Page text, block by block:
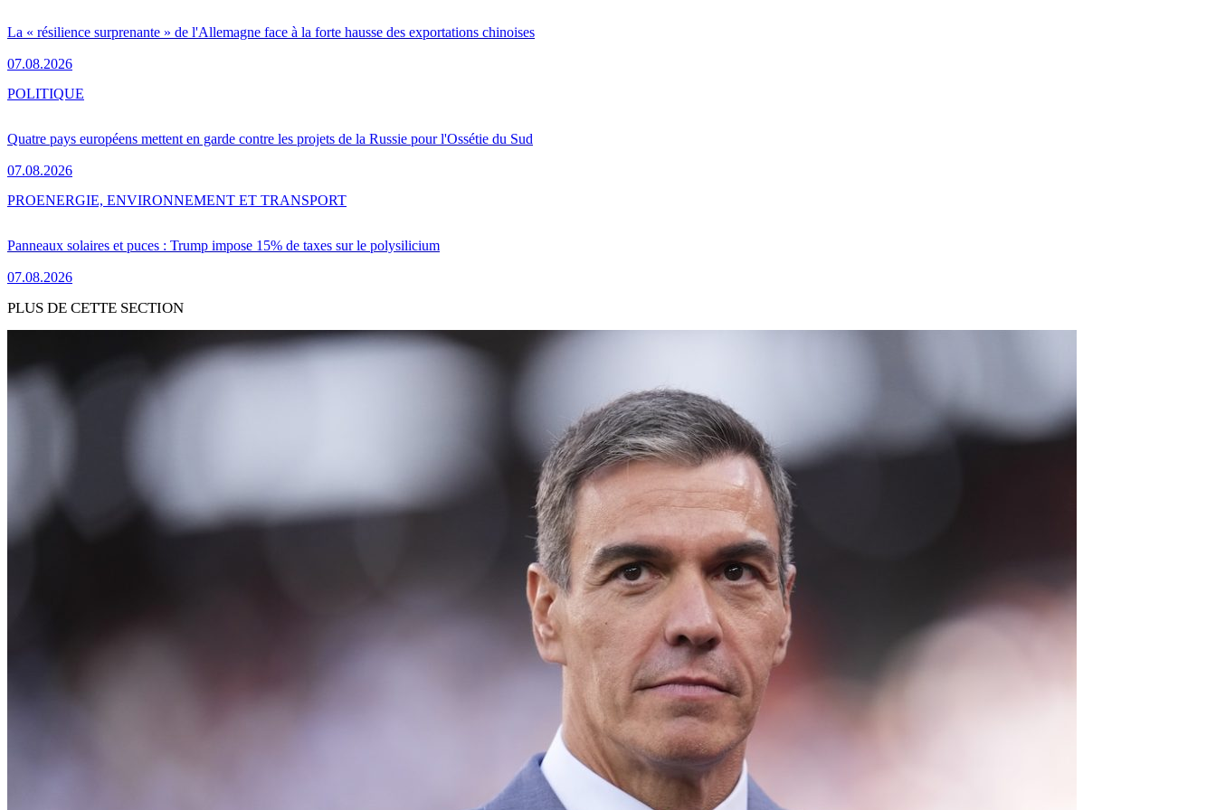
La « résilience surprenante » de l'Allemagne face à la forte hausse des exportations chinoises
07.08.2026
Quatre pays européens mettent en garde contre les projets de la Russie pour l'Ossétie du Sud
07.08.2026
POLITIQUE
Panneaux solaires et puces : Trump impose 15% de taxes sur le polysilicium
07.08.2026
PROENERGIE, ENVIRONNEMENT ET TRANSPORT
PLUS DE CETTE SECTION